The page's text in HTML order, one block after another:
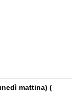
mattina) (